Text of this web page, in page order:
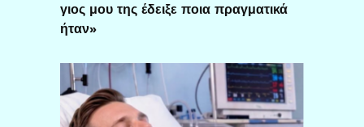
γιος μου της έδειξε ποια πραγματικά
ήταν»